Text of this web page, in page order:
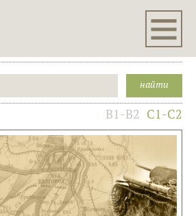
B1-B2 C1-C2